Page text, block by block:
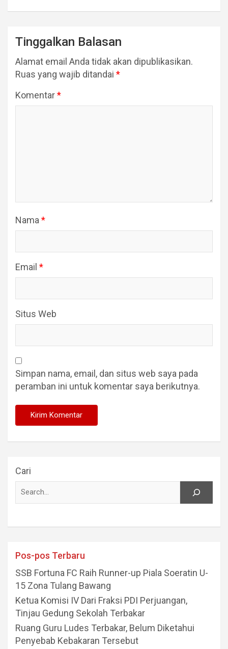
Tinggalkan Balasan
Alamat email Anda tidak akan dipublikasikan.
Ruas yang wajib ditandai *
Komentar*
Nama *
Email *
Situs Web
Simpan nama, email, dan situs web saya pada
peramban ini untuk komentar saya berikutnya.
Cari
Pos-pos Terbaru
SSB Fortuna FC Raih Runner-up Piala Soeratin U-
15 Zona Tulang Bawang
Ketua Komisi IV Dari Fraksi PDI Perjuangan,
Tinjau Gedung Sekolah Terbakar
Ruang Guru Ludes Terbakar, Belum Diketahui
Penyebab Kebakaran Tersebut